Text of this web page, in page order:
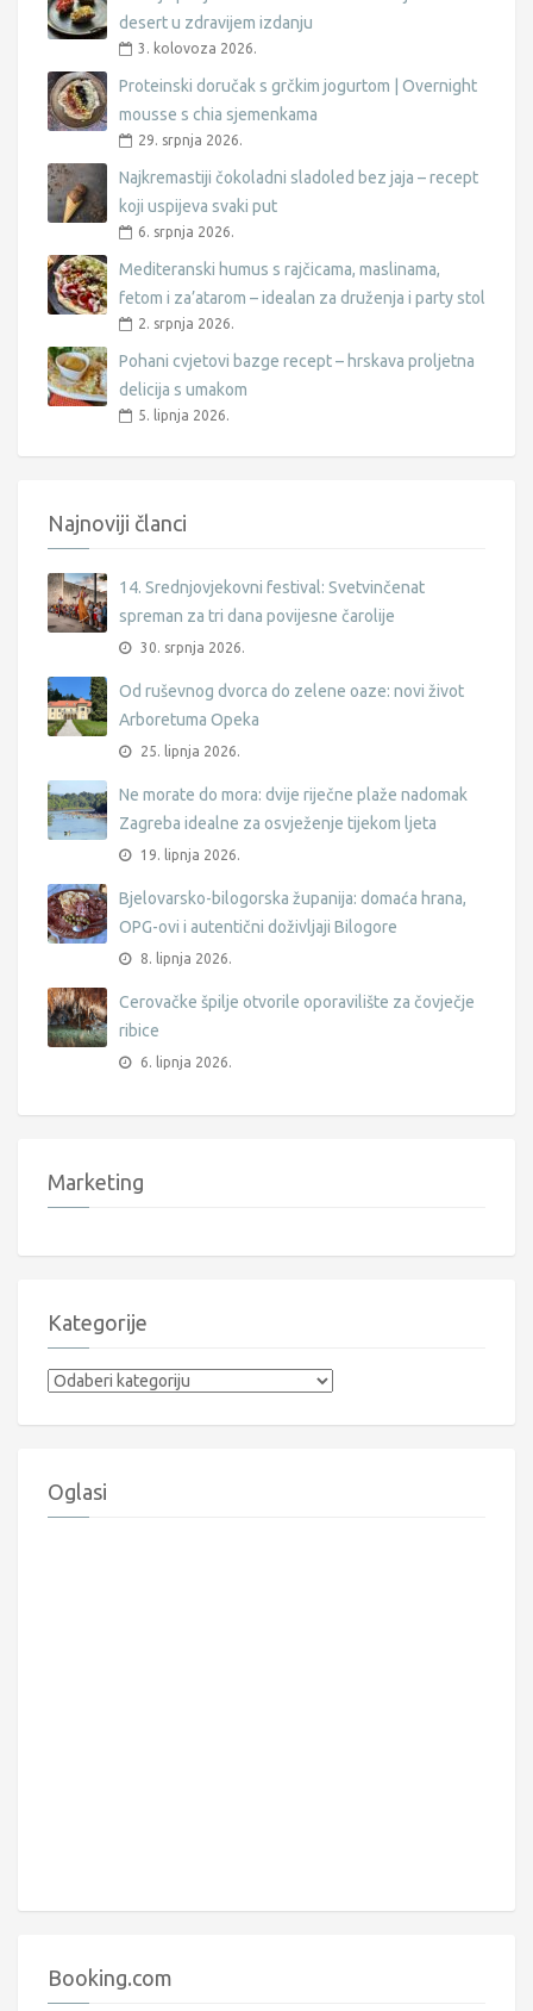
desert u zdravijem izdanju
3. kolovoza 2026.
Proteinski doručak s grčkim jogurtom | Overnight
mousse s chia sjemenkama
29. srpnja 2026.
Najkremastiji čokoladni sladoled bez jaja – recept
koji uspijeva svaki put
6. srpnja 2026.
Mediteranski humus s rajčicama, maslinama,
fetom i za’atarom – idealan za druženja i party stol
2. srpnja 2026.
Pohani cvjetovi bazge recept – hrskava proljetna
delicija s umakom
5. lipnja 2026.
Najnoviji članci
14. Srednjovjekovni festival: Svetvinčenat
spreman za tri dana povijesne čarolije
30. srpnja 2026.
Od ruševnog dvorca do zelene oaze: novi život
Arboretuma Opeka
25. lipnja 2026.
Ne morate do mora: dvije riječne plaže nadomak
Zagreba idealne za osvježenje tijekom ljeta
19. lipnja 2026.
Bjelovarsko-bilogorska županija: domaća hrana,
OPG-ovi i autentični doživljaji Bilogore
8. lipnja 2026.
Cerovačke špilje otvorile oporavilište za čovječje
ribice
6. lipnja 2026.
Marketing
Kategorije
Kategorije
Oglasi
Booking.com